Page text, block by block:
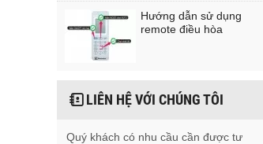
Hướng dẫn sử dụng
remote điều hòa
LIÊN HỆ VỚI CHÚNG TÔI
Quý khách có nhu cầu cần được tư